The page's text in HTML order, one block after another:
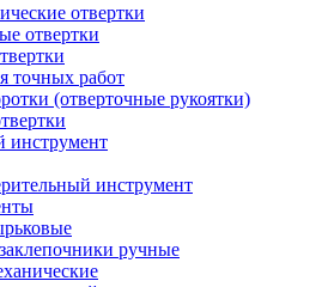
отвертки
отвертки
точных работ
(отверточные рукоятки)
инструмент
инструмент
ручные